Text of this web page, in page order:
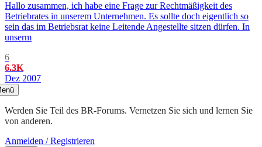
Hallo zusammen, ich habe eine Frage zur Rechtmäßigkeit des
Betriebrates in unserem Unternehmen. Es sollte doch eigentlich so
sein das im Betriebsrat keine Leitende Angestellte sitzen dürfen. In
unserm
6
6.3K
Dez 2007
Werden Sie Teil des BR-Forums. Vernetzen Sie sich und lernen Sie
von anderen.
Anmelden / Registrieren